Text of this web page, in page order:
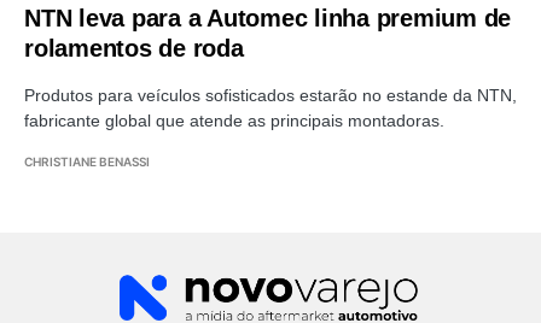
NTN leva para a Automec linha premium de
rolamentos de roda
Produtos para veículos sofisticados estarão no estande da NTN,
fabricante global que atende as principais montadoras.
CHRISTIANE BENASSI